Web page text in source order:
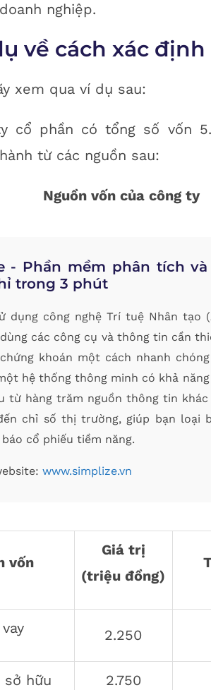
nghiệp.
về cách xác định
xem qua ví dụ sau:
cổ phần có tổng số vốn
từ các nguồn sau:
Nguồn vốn của công ty
- Phần mềm phân tích
trong 3 phút
dụng công nghệ Trí tuệ Nhân tạo
các công cụ và thông tin cần
khoán một cách nhanh
hệ thống thông minh có khả
từ hàng trăm nguồn thông tin
chỉ số thị trường, giúp bạn loại
cổ phiếu tiềm năng.
www.simplize.vn
vốn
Giá trị
(triệu đồng)
2.250
sở hữu 2.750